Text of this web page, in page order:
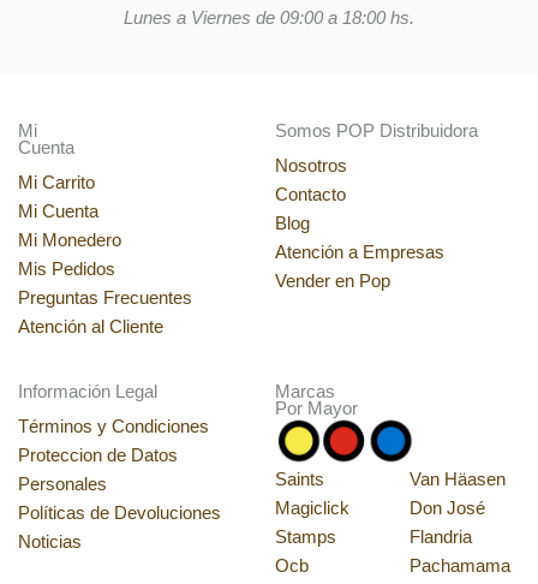
Lunes a Viernes de 09:00 a 18:00 hs.
Mi
Cuenta
Mi Carrito
Mi Cuenta
Mi Monedero
Mis Pedidos
Preguntas Frecuentes
Atención al Cliente
Somos POP Distribuidora
Nosotros
Contacto
Blog
Atención a Empresas
Vender en Pop
Información Legal
Términos y Condiciones
Proteccion de Datos
Personales
Políticas de Devoluciones
Noticias
Marcas
Por Mayor
Saints
Magiclick
Stamps
Ocb
Van Häasen
Don José
Flandria
Pachamama